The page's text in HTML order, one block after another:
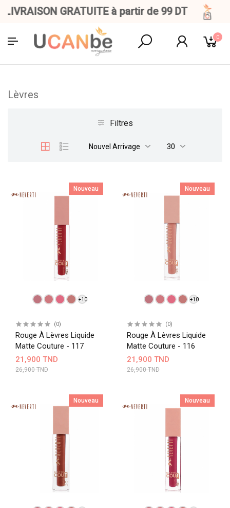
GRATUITE à partir de 99 DT
0
Lèvres
Filtres
Nouvel Arrivage 30
Nouveau
+10
(0)
Rouge À Lèvres Liquide
Matte Couture - 117
21,900 TND
26,900 TND
Nouveau
+10
(0)
Rouge À Lèvres Liquide
Matte Couture - 116
21,900 TND
26,900 TND
Nouveau Nouveau